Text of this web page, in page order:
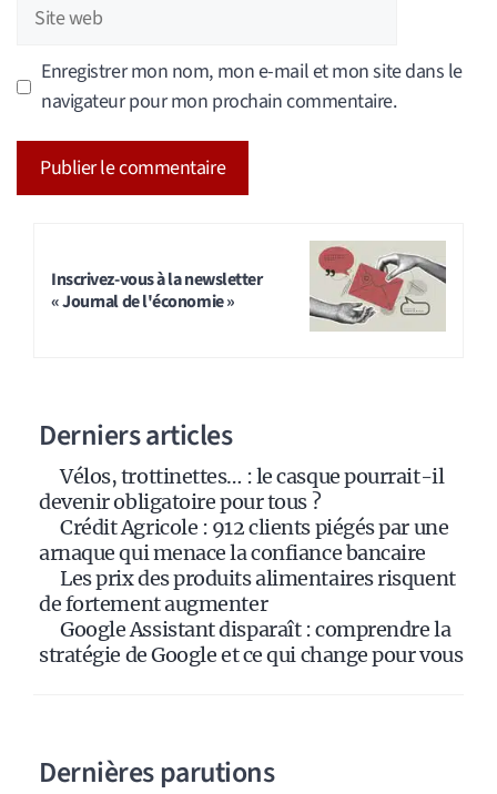
Enregistrer mon nom, mon e-mail et mon site dans le
navigateur pour mon prochain commentaire.
Inscrivez-vous à la newsletter
« Journal de l'économie »
Derniers articles
Vélos, trottinettes… : le casque pourrait-il
devenir obligatoire pour tous ?
Crédit Agricole : 912 clients piégés par une
arnaque qui menace la confiance bancaire
Les prix des produits alimentaires risquent
de fortement augmenter
Google Assistant disparaît : comprendre la
stratégie de Google et ce qui change pour vous
Dernières parutions